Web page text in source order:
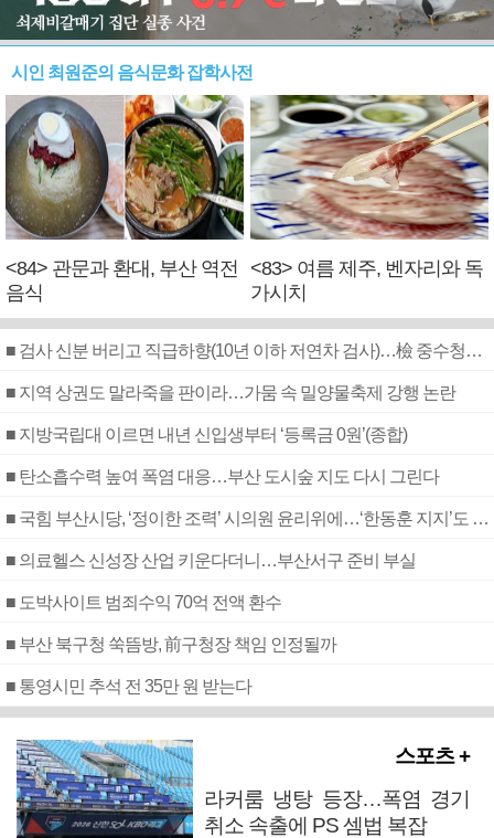
시인 최원준의 음식문화 잡학사전
<84> 관문과 환대, 부산 역전
음식
<83> 여름 제주, 벤자리와 독
가시치
■ 검사 신분 버리고 직급하향(10년 이하 저연차 검사)…檢 중수청행 기피
■ 지역 상권도 말라죽을 판이라…가뭄 속 밀양물축제 강행 논란
■ 지방국립대 이르면 내년 신입생부터 ‘등록금 0원’(종합)
■ 탄소흡수력 높여 폭염 대응…부산 도시숲 지도 다시 그린다
■ 국힘 부산시당, ‘정이한 조력’ 시의원 윤리위에…‘한동훈 지지’도 신고접수
■ 의료헬스 신성장 산업 키운다더니…부산서구 준비 부실
■ 도박사이트 범죄수익 70억 전액 환수
■ 부산 북구청 쑥뜸방, 前구청장 책임 인정될까
■ 통영시민 추석 전 35만 원 받는다
스포츠 +
라커룸 냉탕 등장…폭염 경기
취소 속출에 PS 셈법 복잡